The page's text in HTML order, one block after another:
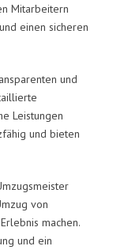
Mitarbeitern
einen sicheren
und
Leistungen
und bieten
von
machen.
und ein